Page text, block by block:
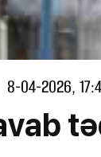
8-04-2026,